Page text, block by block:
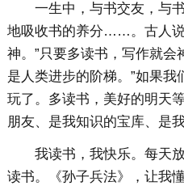
一生中，与书交友，与
地吸收书的养分……。古人
神。”只要多读书，写作就会
是人类进步的阶梯。”如果
玩了。多读书，美好的明天
朋友、是我知识的宝库、是
我读书，我快乐。每天
读书。《孙子兵法》，让我